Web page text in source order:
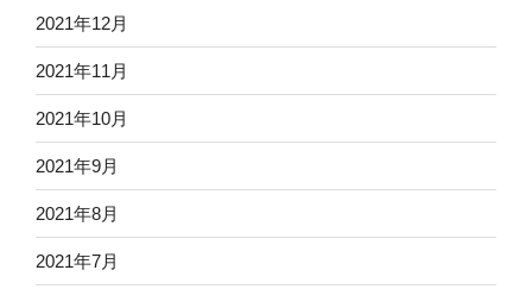
2021年12月
2021年11月
2021年10月
2021年9月
2021年8月
2021年7月